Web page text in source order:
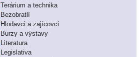
Terárium a technika
Bezobratlí
Hlodavci a zajícovci
Burzy a výstavy
Literatura
Legislativa